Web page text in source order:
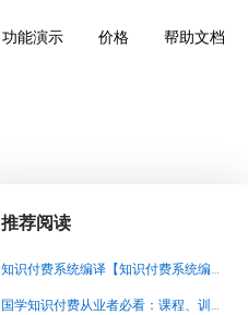
功能演示 价格 帮助文档
推荐阅读
知识付费系统编译【知识付费系统编译知识付费系统系统怎么制作，知识付费系统搭建使用教程】